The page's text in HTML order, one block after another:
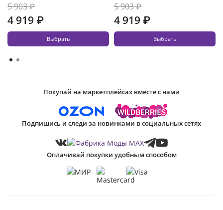
5 903 ₽
4 919 ₽
Выбрать
5 903 ₽
4 919 ₽
Выбрать
Покупай на маркетплейсах вместе с нами
Подпишись и следи за новинками в социальных сетях
Оплачивай покупки удобным способом